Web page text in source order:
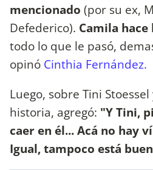
mencionado (por su ex,
Defederico). Camila
todo lo que le pasó,
opinó Cinthia Fernández.
Luego, sobre Tini
historia, agregó: "Y Tini,
caer en él... Acá no hay
Igual, tampoco está